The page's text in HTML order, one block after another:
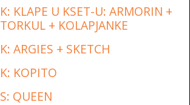
K: KLAPE U KSET-U: ARMORIN +
TORKUL + KOLAPJANKE
K: ARGIES + SKETCH
K: KOPITO
S: QUEEN